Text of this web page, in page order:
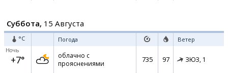
Суббота, 15 Августа
°C Погода Ветер
Ночь
+7°
облачно с
прояснениями
735 97 ЗЮЗ, 1